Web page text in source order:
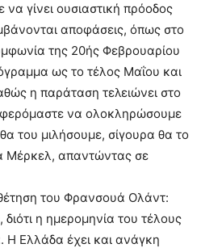
γίνει ουσιαστική πρόοδος
αποφάσεις, όπως στο
της 20ής Φεβρουαρίου
ως το τέλος Μαΐου και
η παράταση τελειώνει στο
να ολοκληρώσουμε
του μιλήσουμε, σίγουρα θα το
Μέρκελ, απαντώντας σε
του Φρανσουά Ολάντ:
η ημερομηνία του τέλους
Η Ελλάδα έχει και ανάγκη